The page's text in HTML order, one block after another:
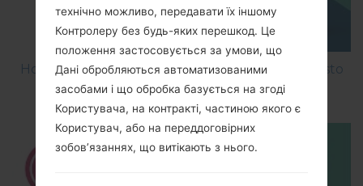
How to Factory Reset through menu on LG Aristo
MS210?
технічно можливо, передавати їх іншому
Контролеру без будь-яких перешкод. Це
положення застосовується за умови, що
Дані обробляються автоматизованими
засобами і що обробка базується на згоді
Користувача, на контракті, частиною якого є
Користувач, або на переддоговірних
зобов’язаннях, що витікають з нього.